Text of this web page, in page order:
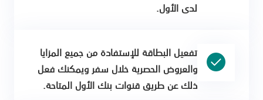
لدى الأول.
تفعيل البطاقة للإستفادة من جميع المزايا
والعروض الحصرية خلال سفر ويمكنك فعل
ذلك عن طريق قنوات بنك الأول المتاحة.